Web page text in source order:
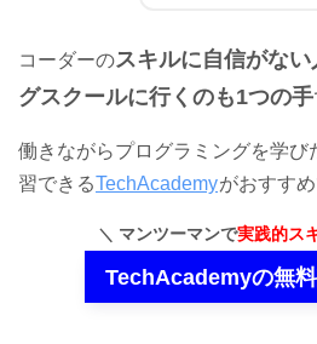
コーダーのスキルに自信がな
グスクールに行くのも1つの手
働きながらプログラミングを学び
習できるTechAcademyがおすすめ
マンツーマンで実践的ス
TechAcademyの無